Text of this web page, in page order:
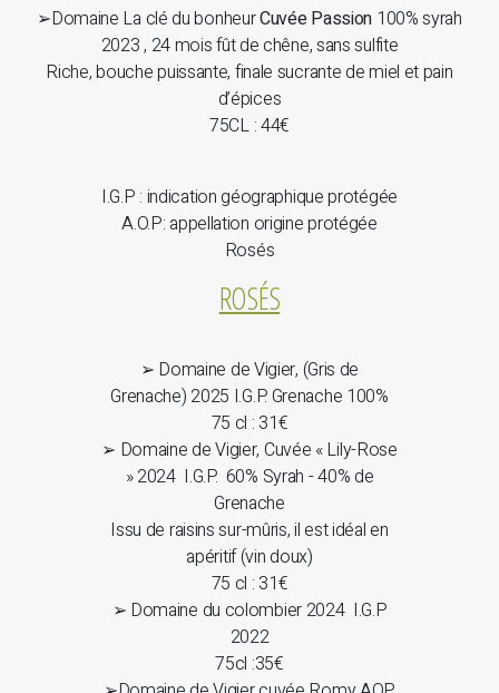
➢Domaine La clé du bonheurCuvée Passion 100% syrah
2023 , 24 mois fût de chêne, sans sulfite
Riche, bouche puissante, finale sucrante de miel et pain
d’épices
75CL : 44€
I.G.P : indication géographique protégée
A.O.P: appellation origine protégée
Rosés
ROSÉS
➢ Domaine de Vigier, (Gris de
Grenache) 2025 I.G.P. Grenache 100%
75 cl : 31€
➢ Domaine de Vigier, Cuvée « Lily-Rose
» 2024 I.G.P. 60% Syrah - 40% de
Grenache
Issu de raisins sur-mûris, il est idéal en
apéritif (vin doux)
75 cl : 31€
➢ Domaine du colombier 2024 I.G.P
2022
75cl :35€